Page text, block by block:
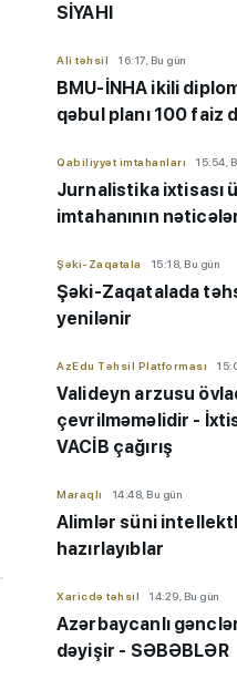
SİYAHI
Ali təhsil 16:17, Bu gün
BMU-İNHA ikili
qəbul planı 100 faiz
Qabiliyyət imtahanları 15:54,
Jurnalistika ixtisası
imtahanının
Şəki-Zaqatala 15:18, Bu gün
Şəki-Zaqatalada
yenilənir
AzEdu Təhsil Platforması
Valideyn arzusu
çevrilməməlidir -
VACİB çağırış
Maraqlı 14:48, Bu gün
Alimlər süni
hazırlayıblar
Xaricdə təhsil 14:29, Bu gün
Azərbaycanlı
dəyişir - SƏBƏBLƏR